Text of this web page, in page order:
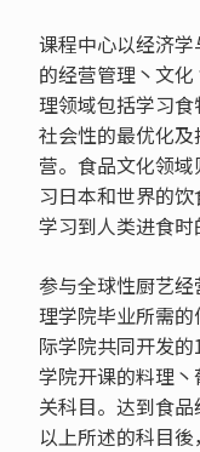
课程中心以经济学
的经营管理丶文
理领域包括学习
社会性的最优化
营。食品文化领
习日本和世界的
学习到人类进食时
参与全球性厨艺
理学院毕业所需
际学院共同开发
学院开课的料理
关科目。达到食
以上所述的科目